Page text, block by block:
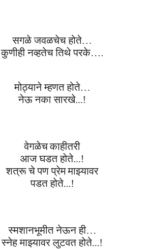
सगळेजवळचेच होते…
कुणीही नव्हतेच तिथे परके….
मोठ्याने म्हणत होते…
नेऊनका सारखे...!
वेगळेचकाहीतरी
आजघडत होते...!
शत्रू चे पणप्रेममाझ्यावर
पडत होते...!
स्मशानभूमीतनेऊनही…
स्नेहमाझ्यावर लुटवत होते...!